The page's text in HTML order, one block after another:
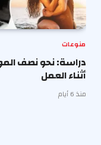
منوعات
دراسة: نحو نصف
أثناء العمل
منذ 6 أيام